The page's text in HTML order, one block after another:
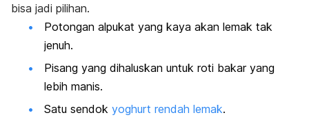
bisa jadi pilihan.
Potongan alpukat yang kaya akan lemak tak
jenuh.
Pisang yang dihaluskan untuk roti bakar yang
lebih manis.
Satu sendok yoghurt rendah lemak.